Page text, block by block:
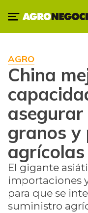
AGRO
China
granos y
agrícolas
El gigante
importaciones
para que se
suministro